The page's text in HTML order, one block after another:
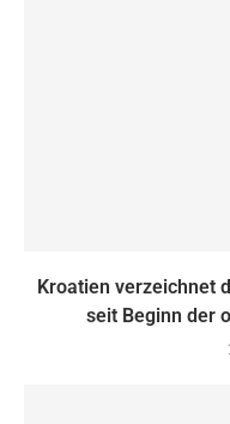
Kroatien verzeichnet
seit Beginn der